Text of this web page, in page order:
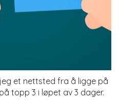
et nettsted fra å ligge på
topp 3 i løpet av 3 dager.